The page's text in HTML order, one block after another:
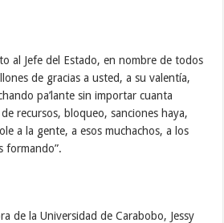
al Jefe del Estado, en nombre de todos
de gracias a usted, a su valentía,
pa’lante sin importar cuanta
recursos, bloqueo, sanciones haya,
a la gente, a esos muchachos, a los
formando”.
de la Universidad de Carabobo, Jessy